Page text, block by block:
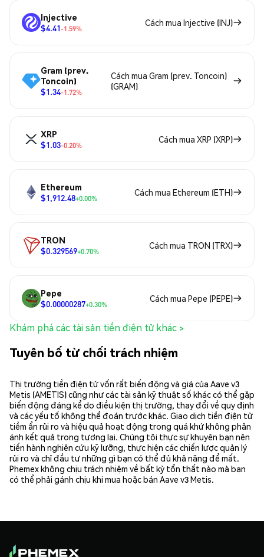
Injective
$4.41-1.59%
Cách mua Injective (INJ)
Gram (prev.
Toncoin)
$1.34-1.72%
Cách mua Gram (prev. Toncoin)
(GRAM)
XRP
$1.03-0.20%
Cách mua XRP (XRP)
Ethereum
$1,912.48+0.00%
Cách mua Ethereum (ETH)
TRON
$0.329569+0.70%
Cách mua TRON (TRX)
Pepe
$0.00000287+0.30%
Cách mua Pepe (PEPE)
Khám phá các tài sản tiền điện tử khác >
Tuyên bố từ chối trách nhiệm
Thị trường tiền điện tử vốn rất biến động và giá của Aave v3
Metis (AMETIS) cũng như các tài sản kỹ thuật số khác có thể gặp
biến động đáng kể do điều kiện thị trường, thay đổi về quy định
và các yếu tố không thể đoán trước khác. Giao dịch tiền điện tử
tiềm ẩn rủi ro và hiệu quả hoạt động trong quá khứ không phản
ánh kết quả trong tương lai. Chúng tôi thực sự khuyên bạn nên
tiến hành nghiên cứu kỹ lưỡng, thực hiện các chiến lược quản lý
rủi ro và chỉ đầu tư những gì bạn có thể đủ khả năng để mất.
Phemex không chịu trách nhiệm về bất kỳ tổn thất nào mà bạn
có thể phải gánh chịu khi mua hoặc bán Aave v3 Metis.